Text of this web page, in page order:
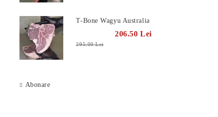
T-Bone Wagyu Australia
206.50 Lei
295.00 Lei
Abonare